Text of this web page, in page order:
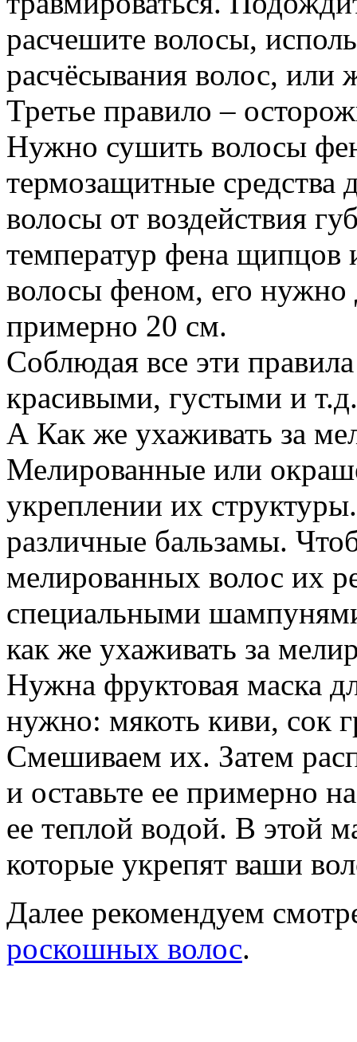
расчешите волосы,
расчёсывания волос, или
Третье правило –
Нужно сушить волосы
термозащитные средства
волосы от воздействия
температур фена щипцов
волосы феном, его нужно
примерно 20 см.
Соблюдая все эти
красивыми, густыми и т.д.
А Как же ухаживать за
Мелированные или
укреплении их
различные бальзамы.
мелированных волос их
специальными
как же ухаживать за
Нужна фруктовая маска
нужно: мякоть киви, сок
Смешиваем их. Затем
и оставьте ее примерно
ее теплой водой. В этой
которые укрепят ваши
Далее рекомендуем
роскошных волос.